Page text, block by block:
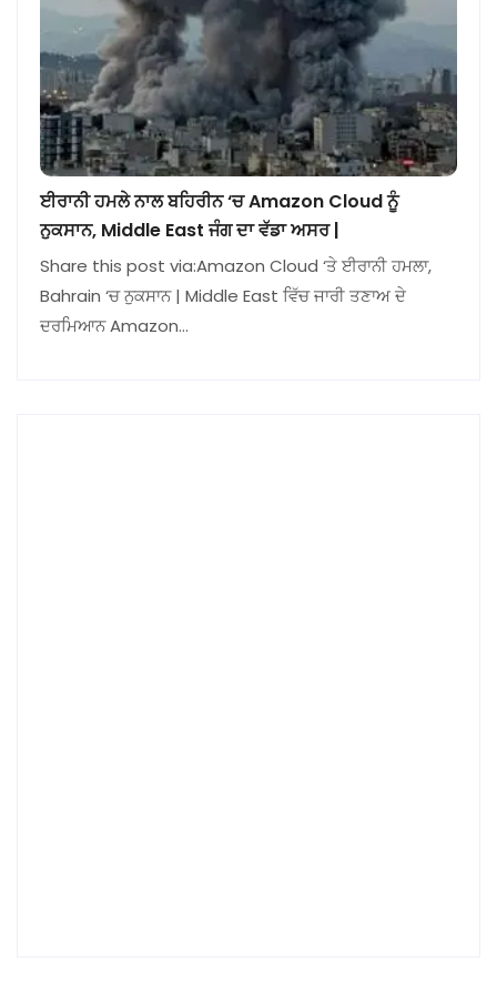
ਈਰਾਨੀ ਹਮਲੇ ਨਾਲ ਬਹਿਰੀਨ ‘ਚ Amazon Cloud ਨੂੰ
ਨੁਕਸਾਨ, Middle East ਜੰਗ ਦਾ ਵੱਡਾ ਅਸਰ |
Share this post via:Amazon Cloud ‘ਤੇ ਈਰਾਨੀ ਹਮਲਾ,
Bahrain ‘ਚ ਨੁਕਸਾਨ | Middle East ਵਿੱਚ ਜਾਰੀ ਤਣਾਅ ਦੇ
ਦਰਮਿਆਨ Amazon…